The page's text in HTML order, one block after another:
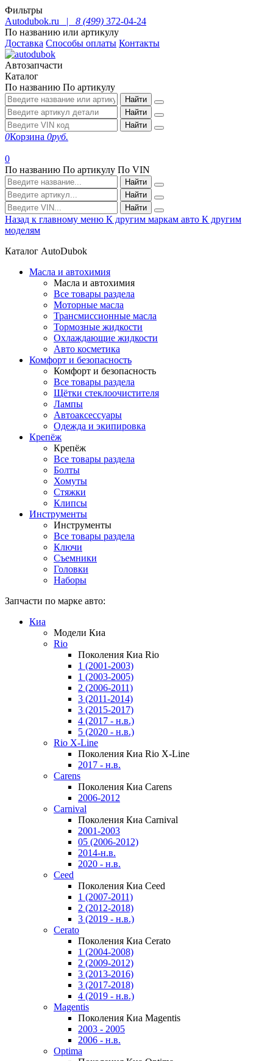
Фильтры
Autodubok.ru |
8 (499) 372-04-24
По названию или артикулу
Доставка Способы оплаты Контакты
Автозапчасти
Каталог
По названию По артикулу
Найти
Найти
Найти
0Корзина 0руб.
0
По названию По артикулу По VIN
Найти
Найти
Найти
Назад к главному меню К другим маркам авто К другим
моделям
Каталог AutoDubok
Масла и автохимия
Масла и автохимия
Все товары раздела
Моторные масла
Трансмиссионные масла
Тормозные жидкости
Охлаждающие жидкости
Авто косметика
Комфорт и безопасность
Комфорт и безопасность
Все товары раздела
Щётки стеклоочистителя
Лампы
Автоаксессуары
Одежда и экипировка
Крепёж
Крепёж
Все товары раздела
Болты
Хомуты
Стяжки
Клипсы
Инструменты
Инструменты
Все товары раздела
Ключи
Съемники
Головки
Наборы
Запчасти по марке авто:
Киа
Модели Киа
Rio
Поколения Киа Rio
1 (2001-2003)
1 (2003-2005)
2 (2006-2011)
3 (2011-2014)
3 (2015-2017)
4 (2017 - н.в.)
5 (2020 - н.в.)
Rio X-Line
Поколения Киа Rio X-Line
2017 - н.в.
Carens
Поколения Киа Carens
2006-2012
Carnival
Поколения Киа Carnival
2001-2003
05 (2006-2012)
2014-н.в.
2020 - н.в.
Ceed
Поколения Киа Ceed
1 (2007-2011)
2 (2012-2018)
3 (2019 - н.в.)
Cerato
Поколения Киа Cerato
1 (2004-2008)
2 (2009-2012)
3 (2013-2016)
3 (2017-2018)
4 (2019 - н.в.)
Magentis
Поколения Киа Magentis
2003 - 2005
2006 - н.в.
Optima